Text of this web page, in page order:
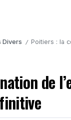
Divers / Poitiers : la
de